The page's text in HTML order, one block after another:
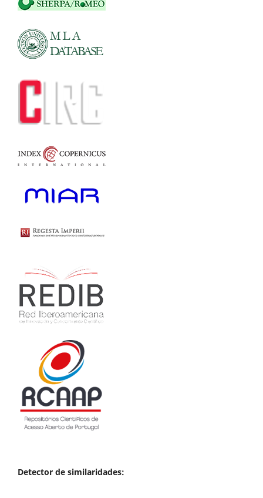
Detector de similaridades: